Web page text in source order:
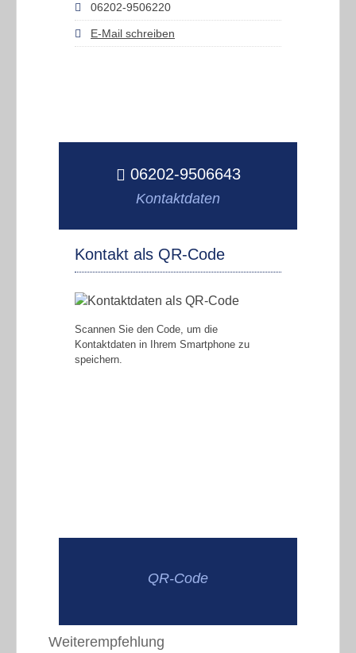
06202-9506220
E-Mail schreiben
06202-9506643
Kontaktdaten
Kontakt als QR-Code
Scannen Sie den Code, um die
Kontaktdaten in Ihrem Smartphone zu
speichern.
QR-Code
Weiterempfehlung